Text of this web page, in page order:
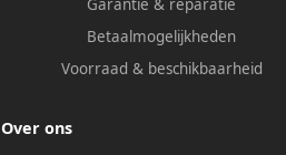
Garantie & reparatie
Betaalmogelijkheden
Voorraad & beschikbaarheid
Over ons